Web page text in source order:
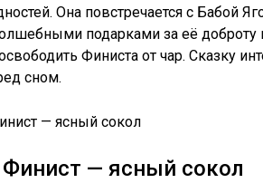
Она повстречается с Бабой
подарками за её доброту
Финиста от чар. Сказку
сном.
Финист — ясный сокол